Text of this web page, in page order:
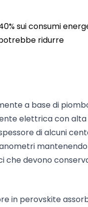
sui consumi
ridurre
a base di
elettrica con alta
di alcuni
mantenendo
che devono
in perovskite